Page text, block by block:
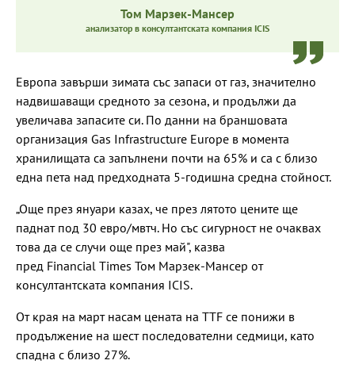
Том Марзек-Мансер
анализатор в консултантската компания ICIS
Европа завърши зимата със запаси от газ, значително
надвишаващи средното за сезона, и продължи да
увеличава запасите си. По данни на браншовата
организация Gas Infrastructure Europe в момента
хранилищата са запълнени почти на 65% и са с близо
една пета над предходната 5-годишна средна стойност.
„Още през януари казах, че през лятото цените ще
паднат под 30 евро/мвтч. Но със сигурност не очаквах
това да се случи още през май", казва
пред Financial Times Том Марзек-Мансер от
консултантската компания ICIS.
От края на март насам цената на TTF се понижи в
продължение на шест последователни седмици, като
спадна с близо 27%.